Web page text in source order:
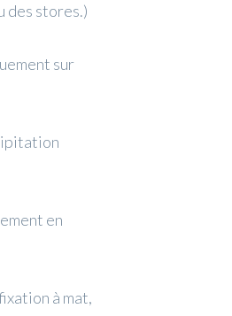
des stores.)
sur
en
à mat,